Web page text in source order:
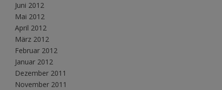
Juni 2012
Mai 2012
April 2012
März 2012
Februar 2012
Januar 2012
Dezember 2011
November 2011